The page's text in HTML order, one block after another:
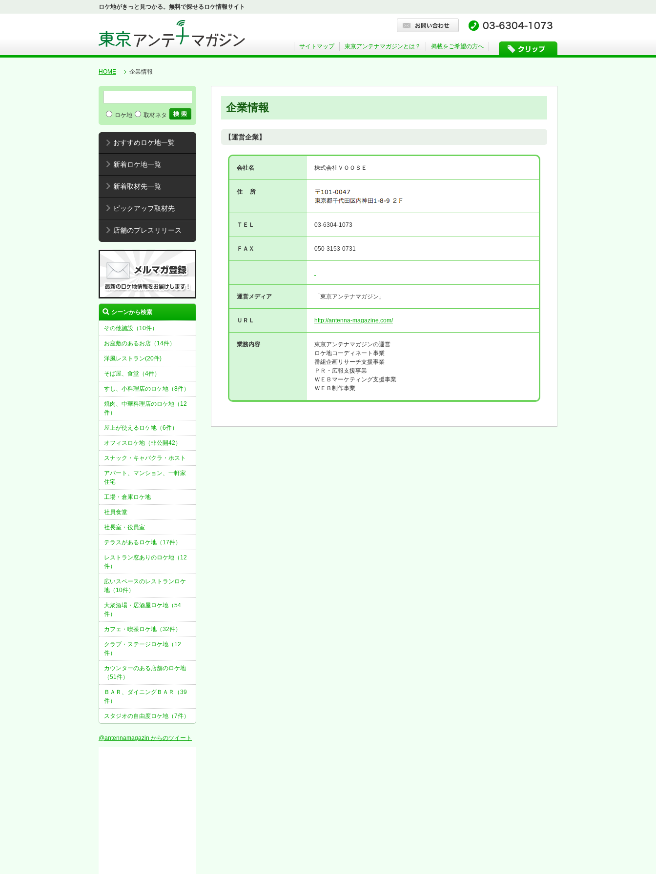
ロケ地がきっと見つかる。無料で探せるロケ情報サイト
サイトマップ 東京アンテナマガジンとは？ 掲載をご希望の方へ
HOME 企業情報
ロケ地 取材ネタ
おすすめロケ地一覧
新着ロケ地一覧
新着取材先一覧
ピックアップ取材先
店舗のプレスリリース
シーンから検索
その他施設（10件）
お座敷のあるお店（14件）
洋風レストラン(20件)
そば屋、食堂（4件）
すし、小料理店のロケ地（8件）
焼肉、中華料理店のロケ地（12
件）
屋上が使えるロケ地（6件）
オフィスロケ地（非公開42）
スナック・キャバクラ・ホスト
アパート、マンション、一軒家
住宅
工場・倉庫ロケ地
社員食堂
社長室・役員室
テラスがあるロケ地（17件）
レストラン窓ありのロケ地（12
件）
広いスペースのレストランロケ
地（10件）
大衆酒場・居酒屋ロケ地（54
件）
カフェ・喫茶ロケ地（32件）
クラブ・ステージロケ地（12
件）
カウンターのある店舗のロケ地
（51件）
ＢＡＲ、ダイニングＢＡＲ（39
件）
スタジオの自由度ロケ地（7件）
@antennamagazin からのツイート
企業情報
【運営企業】
会社名 株式会社ＶＯＯＳＥ
住 所
ＴＥＬ 03-6304-1073
ＦＡＸ 050-3153-0731
運営メディア 「東京アンテナマガジン」
ＵＲＬ http://antenna-magazine.com/
業務内容
東京アンテナマガジンの運営
ロケ地コーディネート事業
番組企画リサーチ支援事業
ＰＲ・広報支援事業
ＷＥＢマーケティング支援事業
ＷＥＢ制作事業